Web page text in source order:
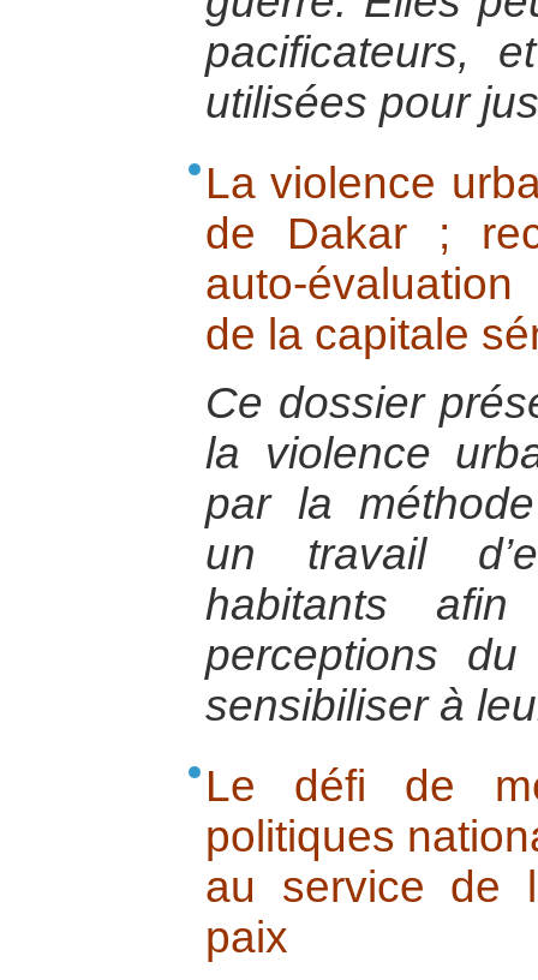
pacificateurs,
utilisées pour
La violence
de Dakar ;
auto-
de la capitale
Ce dossier
la violence
par la
un travail
habitants
perceptions
sensibiliser à
Le défi de
politiques
au service de
paix